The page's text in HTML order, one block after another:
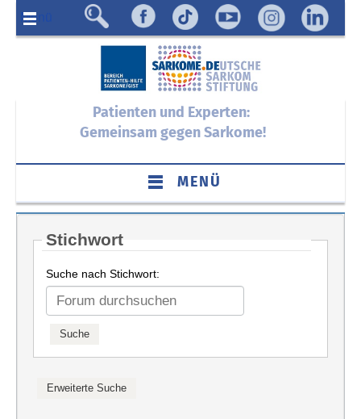
Menü
Patienten und Experten:
Gemeinsam gegen Sarkome!
MENÜ
Stichwort
Suche nach Stichwort: